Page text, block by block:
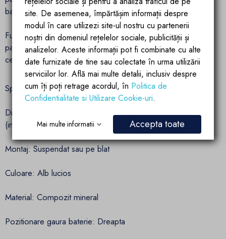
baie.
Functionalitate practica: Prevazut cu gaura pentru baterie pe
partea dreapta si preaplin integrat, lavoarul Zita raspunde
cerintelor de confort si siguranta.
Specificatii tehnice:
Dimensiuni: 62 cm (lungime) x 35.5 cm (latime) x 14.5 cm
(inaltime)
Montaj: Suspendat sau pe blat
Culoare: Alb lucios
Material: Compozit mineral
Pozitionare gaura baterie: Dreapta
site. De asemenea, împărtășim informații despre
modul în care utilizezi site-ul nostru cu partenerii
noștri din domeniul rețelelor sociale, publicității și
analizelor. Aceste informații pot fi combinate cu alte
date furnizate de tine sau colectate în urma utilizării
serviciilor lor. Află mai multe detalii, inclusiv despre
cum îți poți retrage acordul, în Politica de
Confidentialitate si Utilizare Cookie-uri.
Mai multe informatii Accepta toate